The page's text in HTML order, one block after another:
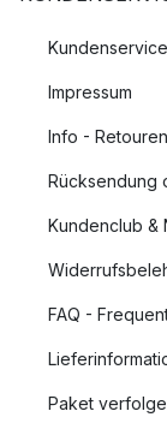
Kundenservice
Impressum
Info -
Rücksendung
Kundenclub &
FAQ -
Paket